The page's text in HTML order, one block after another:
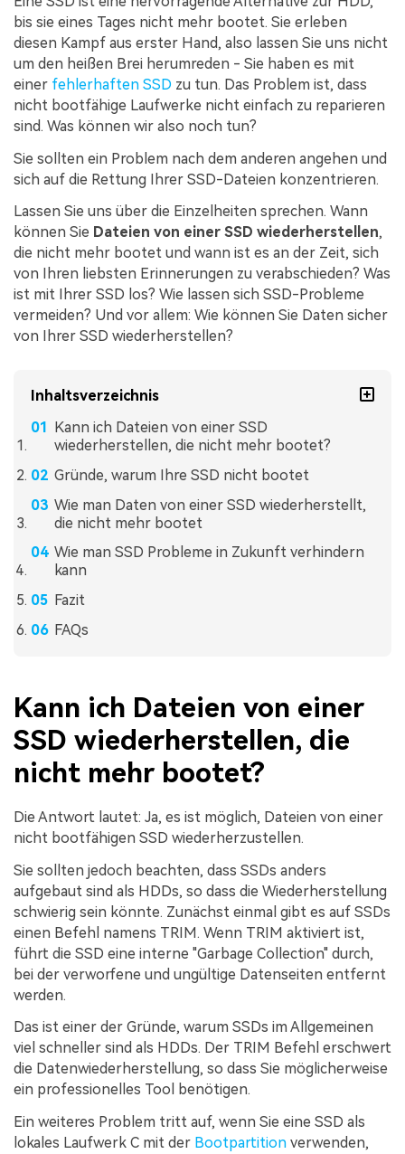
bis sie eines Tages nicht mehr bootet. Sie erleben
diesen Kampf aus erster Hand, also lassen Sie uns nicht
um den heißen Brei herumreden - Sie haben es mit
einer fehlerhaften SSD zu tun. Das Problem ist, dass
nicht bootfähige Laufwerke nicht einfach zu reparieren
sind. Was können wir also noch tun?
Sie sollten ein Problem nach dem anderen angehen und
sich auf die Rettung Ihrer SSD-Dateien konzentrieren.
Lassen Sie uns über die Einzelheiten sprechen. Wann
können Sie Dateien von einer SSD wiederherstellen,
die nicht mehr bootet und wann ist es an der Zeit, sich
von Ihren liebsten Erinnerungen zu verabschieden? Was
ist mit Ihrer SSD los? Wie lassen sich SSD-Probleme
vermeiden? Und vor allem: Wie können Sie Daten sicher
von Ihrer SSD wiederherstellen?
Inhaltsverzeichnis
Kann ich Dateien von einer SSD
wiederherstellen, die nicht mehr bootet?
Gründe, warum Ihre SSD nicht bootet
Wie man Daten von einer SSD wiederherstellt,
die nicht mehr bootet
Wie man SSD Probleme in Zukunft verhindern
kann
Fazit
FAQs
Kann ich Dateien von einer
SSD wiederherstellen, die
nicht mehr bootet?
Die Antwort lautet: Ja, es ist möglich, Dateien von einer
nicht bootfähigen SSD wiederherzustellen.
Sie sollten jedoch beachten, dass SSDs anders
aufgebaut sind als HDDs, so dass die Wiederherstellung
schwierig sein könnte. Zunächst einmal gibt es auf SSDs
einen Befehl namens TRIM. Wenn TRIM aktiviert ist,
führt die SSD eine interne "Garbage Collection" durch,
bei der verworfene und ungültige Datenseiten entfernt
werden.
Das ist einer der Gründe, warum SSDs im Allgemeinen
viel schneller sind als HDDs. Der TRIM Befehl erschwert
die Datenwiederherstellung, so dass Sie möglicherweise
ein professionelles Tool benötigen.
Ein weiteres Problem tritt auf, wenn Sie eine SSD als
lokales Laufwerk C mit der Bootpartition verwenden,